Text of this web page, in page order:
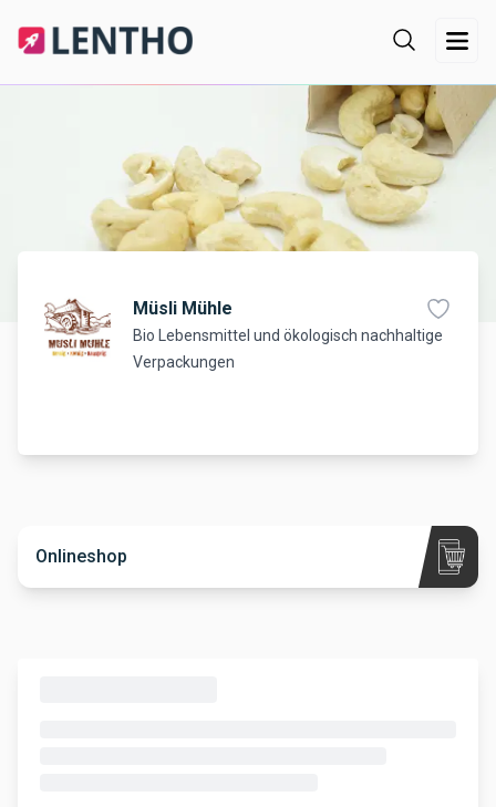
Müsli Mühle
Bio Lebensmittel und ökologisch nachhaltige
Verpackungen
Onlineshop